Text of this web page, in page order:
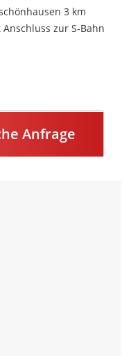
3 km
zur S-Bahn
Anfrage